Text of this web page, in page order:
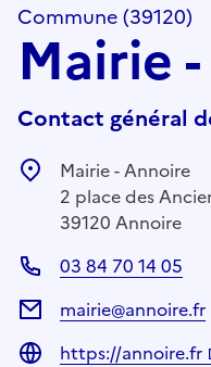
Commune (39120)
Mairie
Contact général
Mairie - Annoire
2 place des
39120 Annoire
03 84 70 14 05
mairie@annoire.fr
https://annoire.fr